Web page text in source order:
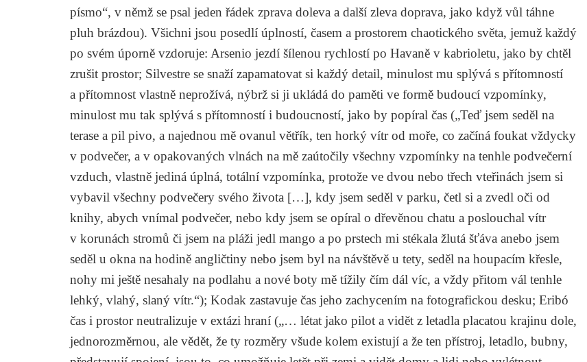
písmo“, v němž se psal jeden řádek zprava doleva a další zleva doprava, jako když vůl táhne
pluh brázdou). Všichni jsou posedlí úplností, časem a prostorem chaotického světa, jemuž každý
po svém úporně vzdoruje: Arsenio jezdí šílenou rychlostí po Havaně v kabrioletu, jako by chtěl
zrušit prostor; Silvestre se snaží zapamatovat si každý detail, minulost mu splývá s přítomností
a přítomnost vlastně neprožívá, nýbrž si ji ukládá do paměti ve formě budoucí vzpomínky,
minulost mu tak splývá s přítomností i budoucností, jako by popíral čas („Teď jsem seděl na
terase a pil pivo, a najednou mě ovanul větřík, ten horký vítr od moře, co začíná foukat vždycky
v podvečer, a v opakovaných vlnách na mě zaútočily všechny vzpomínky na tenhle podvečerní
vzduch, vlastně jediná úplná, totální vzpomínka, protože ve dvou nebo třech vteřinách jsem si
vybavil všechny podvečery svého života […], kdy jsem seděl v parku, četl si a zvedl oči od
knihy, abych vnímal podvečer, nebo kdy jsem se opíral o dřevěnou chatu a poslouchal vítr
v korunách stromů či jsem na pláži jedl mango a po prstech mi stékala žlutá šťáva anebo jsem
seděl u okna na hodině angličtiny nebo jsem byl na návštěvě u tety, seděl na houpacím křesle,
nohy mi ještě nesahaly na podlahu a nové boty mě tížily čím dál víc, a vždy přitom vál tenhle
lehký, vlahý, slaný vítr.“); Kodak zastavuje čas jeho zachycením na fotografickou desku; Eribó
čas i prostor neutralizuje v extázi hraní („… létat jako pilot a vidět z letadla placatou krajinu dole,
jednorozměrnou, ale vědět, že ty rozměry všude kolem existují a že ten přístroj, letadlo, bubny,